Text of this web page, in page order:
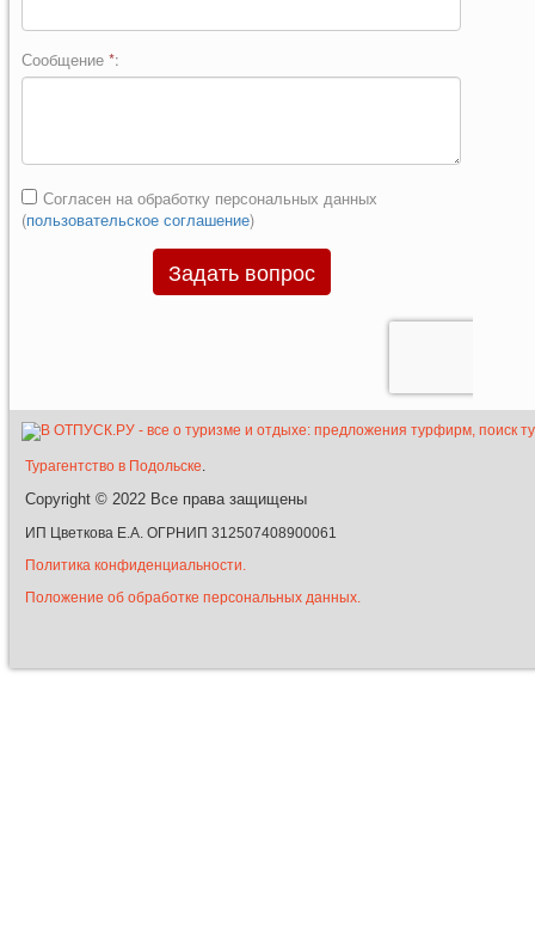
Турагентство в Подольске.
Copyright © 2022 Все права защищены
ИП Цветкова Е.А. ОГРНИП 312507408900061
Политика конфиденциальности.
Положение об обработке персональных данных.